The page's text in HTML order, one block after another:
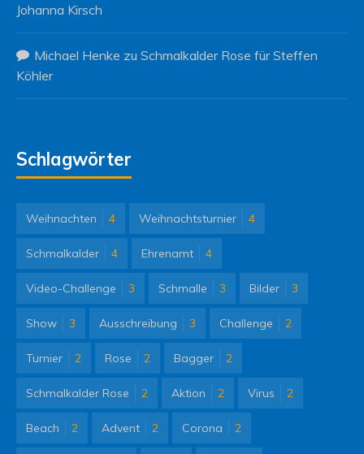
Johanna Kirsch
Michael Henke zu Schmalkalder Rose für Steffen
Köhler
Schlagwörter
Weihnachten 4 Weihnachtsturnier 4
Schmalkalder 4 Ehrenamt 4
Video-Challenge 3 Schmalle 3 Bilder 3
Show 3 Ausschreibung 3 Challenge 2
Turnier 2 Rose 2 Bagger 2
Schmalkalder Rose 2 Aktion 2 Virus 2
Beach 2 Advent 2 Corona 2